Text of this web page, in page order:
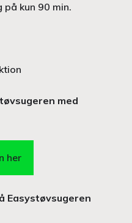
kun 90 min.
med
her
Easystøvsugeren